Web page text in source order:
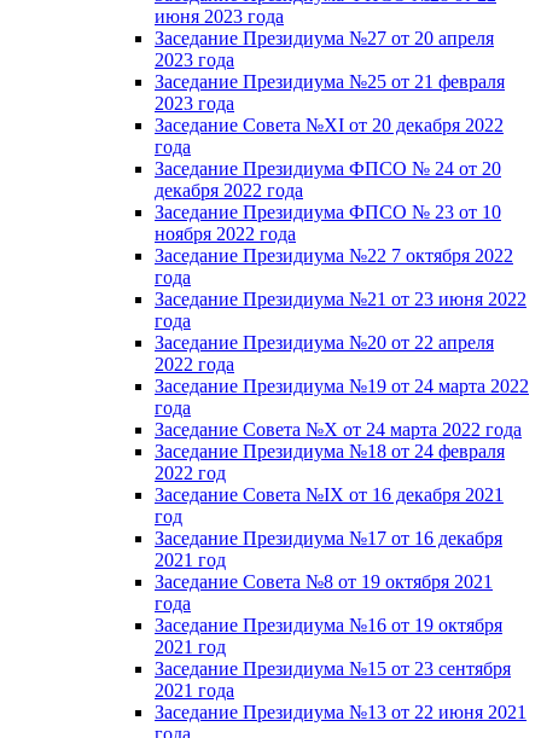
июня 2023 года
Заседание Президиума №27 от 20 апреля
2023 года
Заседание Президиума №25 от 21 февраля
2023 года
Заседание Совета №XI от 20 декабря 2022
года
Заседание Президиума ФПСО № 24 от 20
декабря 2022 года
Заседание Президиума ФПСО № 23 от 10
ноября 2022 года
Заседание Президиума №22 7 октября 2022
года
Заседание Президиума №21 от 23 июня 2022
года
Заседание Президиума №20 от 22 апреля
2022 года
Заседание Президиума №19 от 24 марта 2022
года
Заседание Совета №X от 24 марта 2022 года
Заседание Президиума №18 от 24 февраля
2022 год
Заседание Совета №IX от 16 декабря 2021
год
Заседание Президиума №17 от 16 декабря
2021 год
Заседание Совета №8 от 19 октября 2021
года
Заседание Президиума №16 от 19 октября
2021 год
Заседание Президиума №15 от 23 сентября
2021 года
Заседание Президиума №13 от 22 июня 2021
года